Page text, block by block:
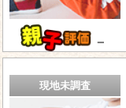
－
現地未調査